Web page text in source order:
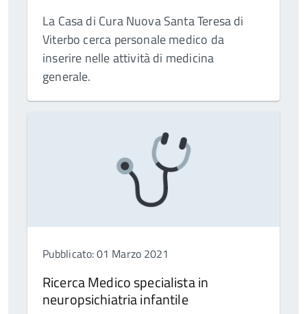
La Casa di Cura Nuova Santa Teresa di
Viterbo cerca personale medico da
inserire nelle attività di medicina
generale.
Pubblicato: 01 Marzo 2021
Ricerca Medico specialista in
neuropsichiatria infantile